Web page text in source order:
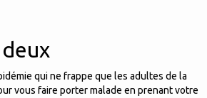
qui ne frappe que les adultes de la
vous faire porter malade en prenant votre